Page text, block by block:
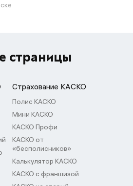
страницы
Страхование КАСКО
Полис КАСКО
Мини КАСКО
КАСКО Профи
КАСКО от
«бесполисников»
Калькулятор КАСКО
КАСКО с франшизой